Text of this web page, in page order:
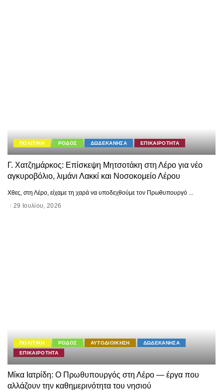
ΠΟΛΙΤΙΚΗ ΡΟΔΟΣ ΔΩΔΕΚΑΝΗΣΑ ΕΠΙΚΑΙΡΟΤΗΤΑ
Γ. Χατζημάρκος: Επίσκεψη Μητσοτάκη στη Λέρο για νέο
αγκυροβόλιο, λιμάνι Λακκί και Νοσοκομείο Λέρου
Χθες, στη Λέρο, είχαμε τη χαρά να υποδεχθούμε τον Πρωθυπουργό ...
29 Ιουλίου, 2026
ΠΟΛΙΤΙΚΗ ΡΟΔΟΣ ΑΥΤΟΔΙΟΙΚΗΣΗ
ΔΩΔΕΚΑΝΗΣΑ
ΕΠΙΚΑΙΡΟΤΗΤΑ
Μίκα Ιατρίδη: Ο Πρωθυπουργός στη Λέρο — έργα που
αλλάζουν την καθημερινότητα του νησιού